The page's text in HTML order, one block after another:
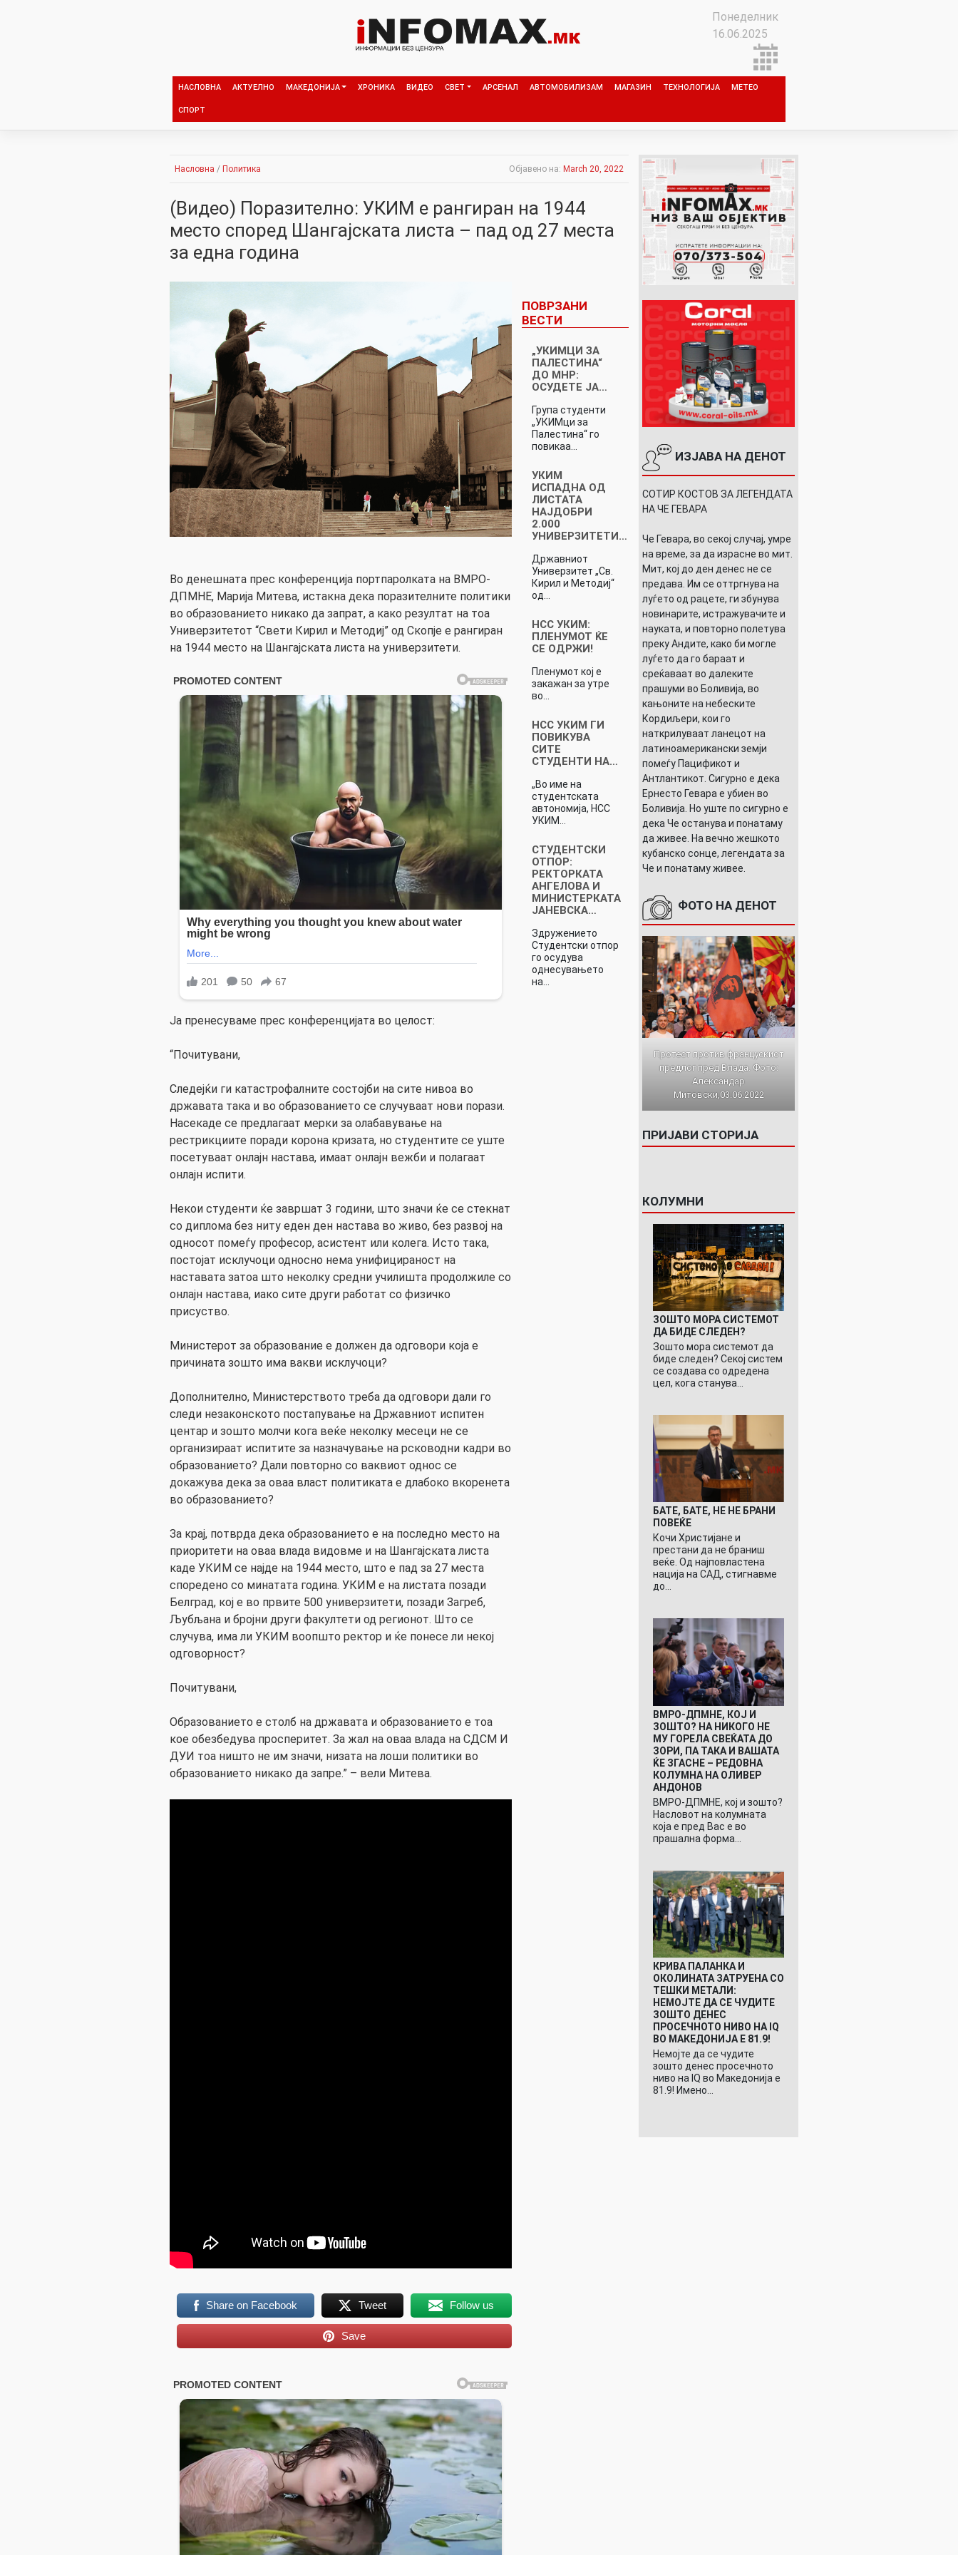
Понеделник
16.06.2025
НАСЛОВНА АКТУЕЛНО МАКЕДОНИЈА ХРОНИКА ВИДЕО СВЕТ АРСЕНАЛ АВТОМОБИЛИЗАМ МАГАЗИН ТЕХНОЛОГИЈА МЕТЕО
СПОРТ
Насловна / Политика Објавено на: March 20, 2022
(Видео) Поразително: УКИМ е рангиран на 1944
место според Шангајската листа – пад од 27 места
за една година
Во денешната прес конференција портпаролката на ВМРО-
ДПМНЕ, Марија Митева, истакна дека поразителните политики
во образованието никако да запрат, а како резултат на тоа
Универзитетот “Свети Кирил и Методиј” од Скопје е рангиран
на 1944 место на Шангајската листа на универзитети.
Ја пренесуваме прес конференцијата во целост:
“Почитувани,
Следејќи ги катастрофалните состојби на сите нивоа во
државата така и во образованието се случуваат нови порази.
Насекаде се предлагаат мерки за олабавување на
рестрикциите поради корона кризата, но студентите се уште
посетуваат онлајн настава, имаат онлајн вежби и полагаат
онлајн испити.
Некои студенти ќе завршат 3 години, што значи ќе се стекнат
со диплома без ниту еден ден настава во живо, без развој на
односот помеѓу професор, асистент или колега. Исто така,
постојат исклучоци односно нема унифицираност на
наставата затоа што неколку средни училишта продолжиле со
онлајн настава, иако сите други работат со физичко
присуство.
Министерот за образование е должен да одговори која е
причината зошто има вакви исклучоци?
Дополнително, Министерството треба да одговори дали го
следи незаконското постапување на Државниот испитен
центар и зошто молчи кога веќе неколку месеци не се
организираат испитите за назначување на рсководни кадри во
образованието? Дали повторно со ваквиот однос се
докажува дека за оваа власт политиката е длабоко вкоренета
во образованието?
За крај, потврда дека образованието е на последно место на
приоритети на оваа влада видовме и на Шангајската листа
каде УКИМ се најде на 1944 место, што е пад за 27 места
споредено со минатата година. УКИМ е на листата позади
Белград, кој е во првите 500 универзитети, позади Загреб,
Љубљана и бројни други факултети од регионот. Што се
случува, има ли УКИМ воопшто ректор и ќе понесе ли некој
одговорност?
Почитувани,
Образованието е столб на државата и образованието е тоа
кое обезбедува просперитет. За жал на оваа влада на СДСМ И
ДУИ тоа ништо не им значи, низата на лоши политики во
образованието никако да запре.” – вели Митева.
Share on Facebook Tweet Follow us
Save
ПОВРЗАНИ
ВЕСТИ
„УКИМЦИ ЗА
ПАЛЕСТИНА“
ДО МНР:
ОСУДЕТЕ ЈА…
Група студенти
„УКИМци за
Палестина“ го
повикаа…
УКИМ
ИСПАДНА ОД
ЛИСТАТА
НАЈДОБРИ
2.000
УНИВЕРЗИТЕТИ…
Државниот
Универзитет „Св.
Кирил и Методиј“
од…
НСС УКИМ:
ПЛЕНУМОТ ЌЕ
СЕ ОДРЖИ!
Пленумот кој е
закажан за утре
во…
НСС УКИМ ГИ
ПОВИКУВА
СИТЕ
СТУДЕНТИ НА…
„Во име на
студентската
автономија, НСС
УКИМ…
СТУДЕНТСКИ
ОТПОР:
РЕКТОРКАТА
АНГЕЛОВА И
МИНИСТЕРКАТА
ЈАНЕВСКА…
Здружението
Студентски отпор
го осудува
однесувањето
на…
ИЗЈАВА НА ДЕНОТ
СОТИР КОСТОВ ЗА ЛЕГЕНДАТА
НА ЧЕ ГЕВАРА
Че Гевара, во секој случај, умре
на време, за да израсне во мит.
Мит, кој до ден денес не се
предава. Им се оттргнува на
луѓето од рацете, ги збунува
новинарите, истражувачите и
науката, и повторно полетува
преку Андите, како би могле
луѓето да го бараат и
среќаваат во далеките
прашуми во Боливија, во
кањоните на небеските
Кордиљери, кои го
наткрилуваат ланецот на
латиноамерикански земји
помеѓу Пацификот и
Антлантикот. Сигурно е дека
Ернесто Гевара е убиен во
Боливија. Но уште по сигурно е
дека Че останува и понатаму
да живее. На вечно жешкото
кубанско сонце, легендата за
Че и понатаму живее.
ФОТО НА ДЕНОТ
Протест против францускиот
предлог пред Влада. Фото:
Александар
Митовски,03.06.2022
ПРИЈАВИ СТОРИЈА
КОЛУМНИ
ЗОШТО МОРА СИСТЕМОТ
ДА БИДЕ СЛЕДЕН?
Зошто мора системот да
биде следен? Секој систем
се создава со одредена
цел, кога станува…
БАТЕ, БАТЕ, НЕ НЕ БРАНИ
ПОВЕЌЕ
Кочи Христијане и
престани да не браниш
веќе. Од најповластена
нација на САД, стигнавме
до…
ВМРО-ДПМНЕ, КОЈ И
ЗОШТО? НА НИКОГО НЕ
МУ ГОРЕЛА СВЕЌАТА ДО
ЗОРИ, ПА ТАКА И ВАШАТА
ЌЕ ЗГАСНЕ – РЕДОВНА
КОЛУМНА НА ОЛИВЕР
АНДОНОВ
ВМРО-ДПМНЕ, кој и зошто?
Насловот на колумната
која е пред Вас е во
прашална форма…
КРИВА ПАЛАНКА И
ОКОЛИНАТА ЗАТРУЕНА СО
ТЕШКИ МЕТАЛИ:
НЕМОЈТЕ ДА СЕ ЧУДИТЕ
ЗОШТО ДЕНЕС
ПРОСЕЧНОТО НИВО НА IQ
ВО МАКЕДОНИЈА Е 81.9!
Немојте да се чудите
зошто денес просечното
ниво на IQ во Македонија е
81.9! Имено…